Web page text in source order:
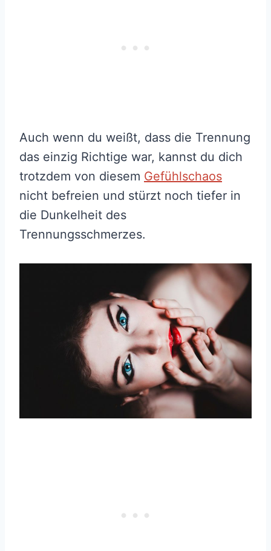
Auch wenn du weißt, dass die Trennung
das einzig Richtige war, kannst du dich
trotzdem von diesem Gefühlschaos
nicht befreien und stürzt noch tiefer in
die Dunkelheit des
Trennungsschmerzes.